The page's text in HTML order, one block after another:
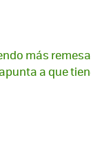
más
a que